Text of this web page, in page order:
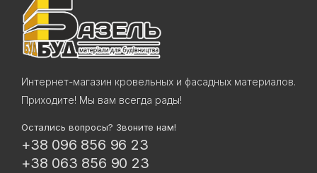
Интернет-магазин кровельных и фасадных материалов.
Приходите! Мы вам всегда рады!
Остались вопросы? Звоните нам!
+38 096 856 96 23
+38 063 856 90 23